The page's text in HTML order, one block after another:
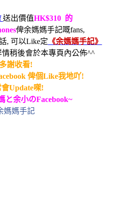
送出價值HK$310 的
俾余媽媽手記嘅fans,
, 可以Like定 《余媽媽手記》
情稍後會於本專頁內公佈^^
多謝收看!
俾個Like我地吖!
會Update㗎!
と余小のFacebook~
媽媽手記